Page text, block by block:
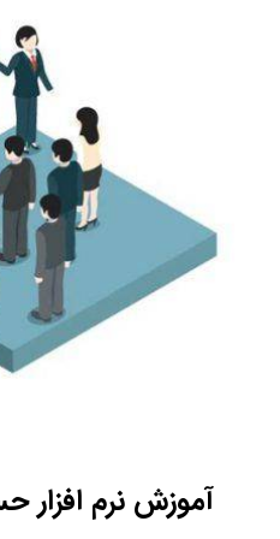
آموزش نرم افزار